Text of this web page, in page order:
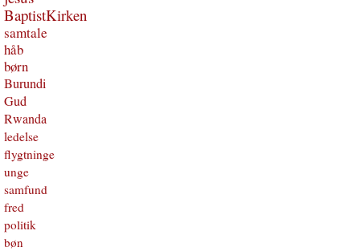
BaptistKirken
samtale
håb
børn
Burundi
Gud
Rwanda
ledelse
flygtninge
unge
samfund
fred
politik
bøn